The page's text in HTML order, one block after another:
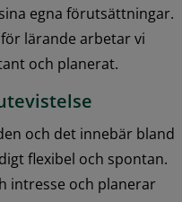
egna förutsättningar.
lärande arbetar vi
och planerat.
och det innebär bland
flexibel och spontan.
intresse och planerar